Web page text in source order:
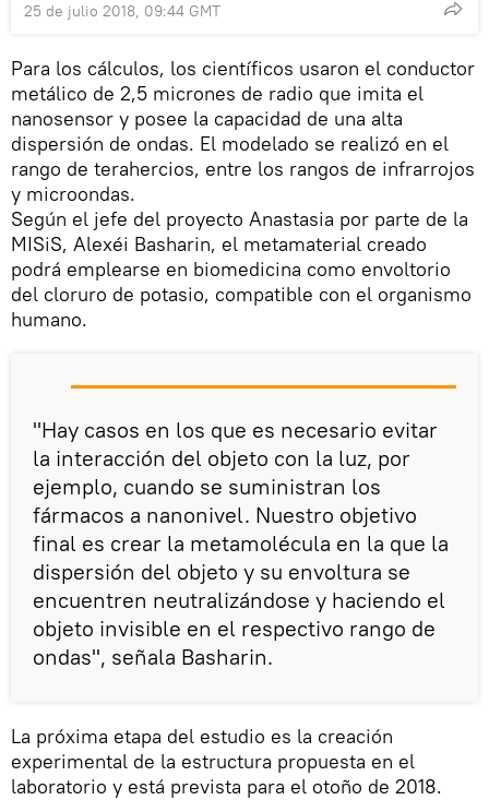
25 de julio 2018, 09:44 GMT
Para los cálculos, los científicos usaron el conductor
metálico de 2,5 micrones de radio que imita el
nanosensor y posee la capacidad de una alta
dispersión de ondas. El modelado se realizó en el
rango de terahercios, entre los rangos de infrarrojos
y microondas.
Según el jefe del proyecto Anastasia por parte de la
MISiS, Alexéi Basharin, el metamaterial creado
podrá emplearse en biomedicina como envoltorio
del cloruro de potasio, compatible con el organismo
humano.
"Hay casos en los que es necesario evitar
la interacción del objeto con la luz, por
ejemplo, cuando se suministran los
fármacos a nanonivel. Nuestro objetivo
final es crear la metamolécula en la que la
dispersión del objeto y su envoltura se
encuentren neutralizándose y haciendo el
objeto invisible en el respectivo rango de
ondas", señala Basharin.
La próxima etapa del estudio es la creación
experimental de la estructura propuesta en el
laboratorio y está prevista para el otoño de 2018.